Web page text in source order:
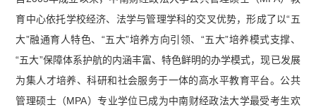
详细流程及常见问题.pdf】
育中心依托学校经济、法学与管理学科的交叉优势，形成了以“五
大”融通育人特色、“五大”培养方向引领、“五大”培养模式支撑、
“五大”保障体系护航的内涵丰富、特色鲜明的办学模式，现已发展
为集人才培养、科研和社会服务于一体的高水平教育平台。公共
管理硕士（MPA）专业学位已成为中南财经政法大学最受考生欢